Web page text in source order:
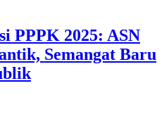
PPPK 2025: ASN
Semangat Baru